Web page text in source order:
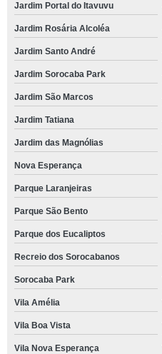
Jardim Portal do Itavuvu
Jardim Rosária Alcoléa
Jardim Santo André
Jardim Sorocaba Park
Jardim São Marcos
Jardim Tatiana
Jardim das Magnólias
Nova Esperança
Parque Laranjeiras
Parque São Bento
Parque dos Eucaliptos
Recreio dos Sorocabanos
Sorocaba Park
Vila Amélia
Vila Boa Vista
Vila Nova Esperança